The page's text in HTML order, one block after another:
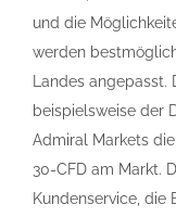
und die
werden
Landes angepasst.
beispielsweise der
Admiral Markets
30-CFD am Markt.
Kundenservice, die